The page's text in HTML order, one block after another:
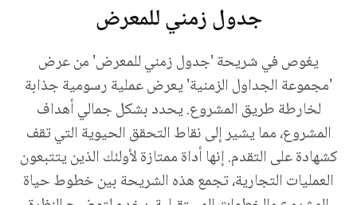
جدول زمني للمعرض
يغوص في شريحة 'جدول زمني للمعرض' من عرض
'مجموعة الجداول الزمنية' يعرض عملية رسومية جذابة
لخارطة طريق المشروع. يحدد بشكل جمالي أهداف
المشروع، مما يشير إلى نقاط التحقق الحيوية التي تقف
كشهادة على التقدم. إنها أداة ممتازة لأولئك الذين يتتبعون
العمليات التجارية، تجمع هذه الشريحة بين خطوط حياة